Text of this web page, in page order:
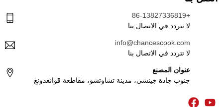
+86-13827336819
لا تتردد في الاتصال بنا
info@chancescook.com
لا تتردد في الاتصال بنا
عنوان المصنع
جنوب جادة جينشي، مدينة تشاوتشو، مقاطعة قوانغدونغ